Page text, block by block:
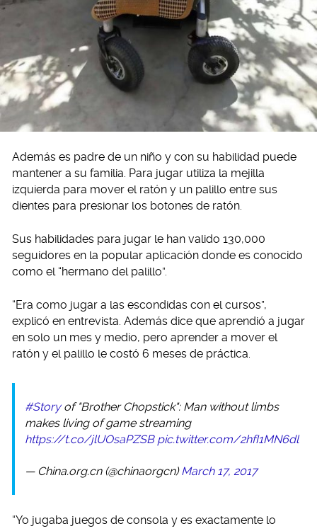
Además es padre de un niño y con su habilidad puede
mantener a su familia. Para jugar utiliza la mejilla
izquierda para mover el ratón y un palillo entre sus
dientes para presionar los botones de ratón.
Sus habilidades para jugar le han valido 130,000
seguidores en la popular aplicación donde es conocido
como el “hermano del palillo”.
“Era como jugar a las escondidas con el cursos”,
explicó en entrevista. Además dice que aprendió a jugar
en solo un mes y medio, pero aprender a mover el
ratón y el palillo le costó 6 meses de práctica.
#Storyof "Brother Chopstick": Man without limbs
makes living of game streaming
https://t.co/jlUOsaPZSB pic.twitter.com/2hfI1MN6dl
— China.org.cn (@chinaorgcn)March 17, 2017
“Yo jugaba juegos de consola y es exactamente lo